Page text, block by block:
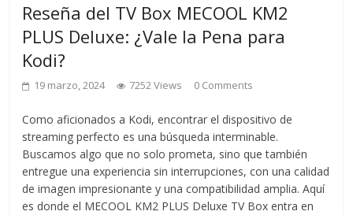
Reseña del TV Box MECOOL KM2
PLUS Deluxe: ¿Vale la Pena para
Kodi?
19 marzo, 2024 7252 Views 0 Comments
Como aficionados a Kodi, encontrar el dispositivo de
streaming perfecto es una búsqueda interminable.
Buscamos algo que no solo prometa, sino que también
entregue una experiencia sin interrupciones, con una calidad
de imagen impresionante y una compatibilidad amplia. Aquí
es donde el MECOOL KM2 PLUS Deluxe TV Box entra en